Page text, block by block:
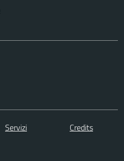
Servizi
Credits